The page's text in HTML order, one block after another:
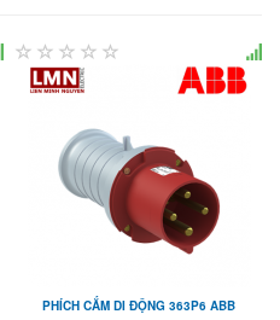
PHÍCH CẮM DI ĐỘNG 363P6 ABB